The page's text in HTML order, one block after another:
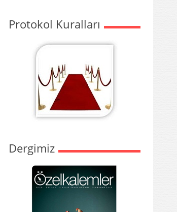
Protokol Kuralları
Dergimiz